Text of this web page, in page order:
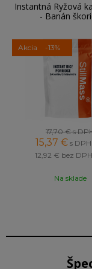
Instantná Ryžová
- Banán
Akcia -13%
17,70 €s
15,37 € s
12,92 € bez
Na sklade